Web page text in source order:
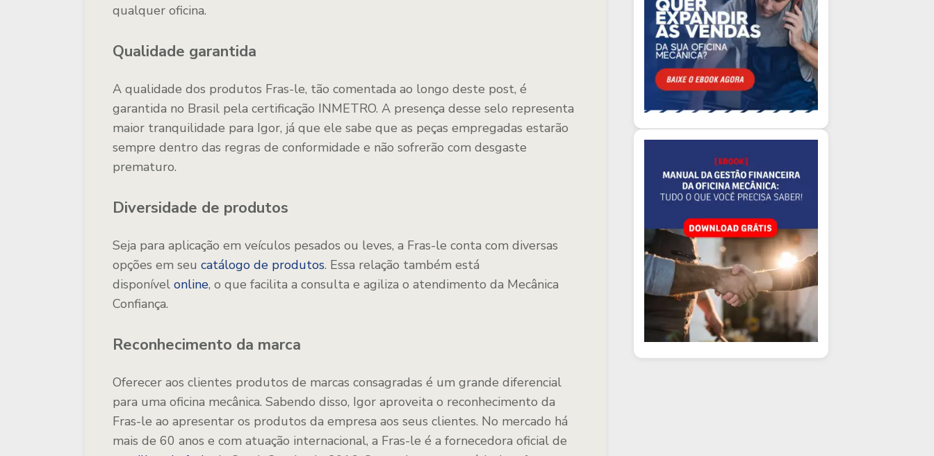
qualquer oficina.
Qualidade garantida
A qualidade dos produtos Fras-le, tão comentada ao longo deste post, é
garantida no Brasil pela certificação INMETRO. A presença desse selo representa
maior tranquilidade para Igor, já que ele sabe que as peças empregadas estarão
sempre dentro das regras de conformidade e não sofrerão com desgaste
prematuro.
Diversidade de produtos
Seja para aplicação em veículos pesados ou leves, a Fras-le conta com diversas
opções em seu catálogo de produtos. Essa relação também está
disponível online, o que facilita a consulta e agiliza o atendimento da Mecânica
Confiança.
Reconhecimento da marca
Oferecer aos clientes produtos de marcas consagradas é um grande diferencial
para uma oficina mecânica. Sabendo disso, Igor aproveita o reconhecimento da
Fras-le ao apresentar os produtos da empresa aos seus clientes. No mercado há
mais de 60 anos e com atuação internacional, a Fras-le é a fornecedora oficial de